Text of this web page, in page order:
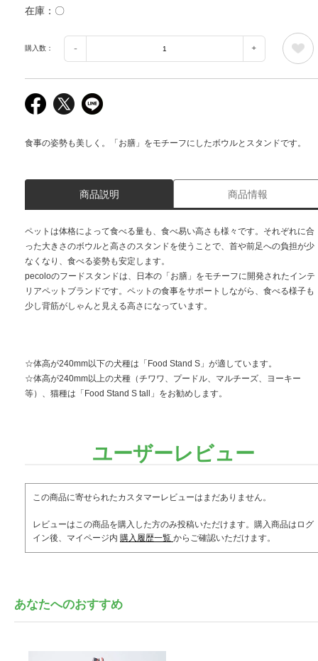
在庫 〇
購入数：
食事の姿勢も美しく。「お膳」をモチーフにしたボウルとスタンドです。
商品説明 商品情報
ペットは体格によって食べる量も、食べ易い高さも様々です。それぞれに合
った大きさのボウルと高さのスタンドを使うことで、首や前足への負担が少
なくなり、食べる姿勢も安定します。
pecoloのフードスタンドは、日本の「お膳」をモチーフに開発されたインテ
リアペットブランドです。ペットの食事をサポートしながら、食べる様子も
少し背筋がしゃんと見える高さになっています。
☆体高が240mm以下の犬種は「Food Stand S」が適しています。
☆体高が240mm以上の犬種（チワワ、プードル、マルチーズ、ヨーキー
等）、猫種は「Food Stand S tall」をお勧めします。
ユーザーレビュー
この商品に寄せられたカスタマーレビューはまだありません。
レビューはこの商品を購入した方のみ投稿いただけます。購入商品はログ
イン後、マイページ内 購入履歴一覧 からご確認いただけます。
あなたへのおすすめ